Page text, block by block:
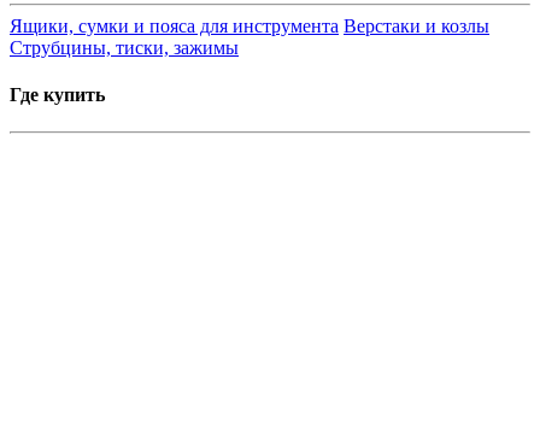
Ящики, сумки и пояса для инструмента Верстаки и козлы
Струбцины, тиски, зажимы
Где купить